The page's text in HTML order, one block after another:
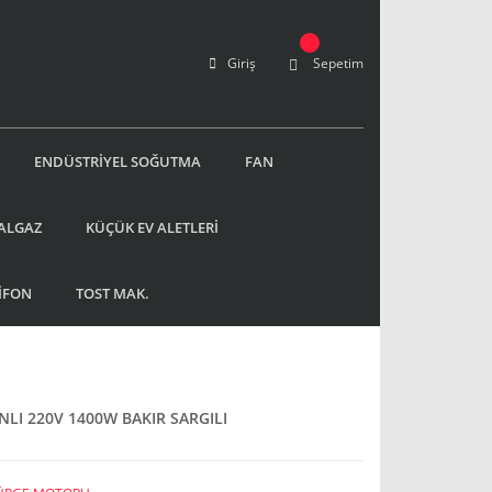
Giriş Sepetim
ENDÜSTRİYEL SOĞUTMA FAN
KÜÇÜK EV ALETLERİ
TOST MAK.
220V 1400W BAKIR SARGILI